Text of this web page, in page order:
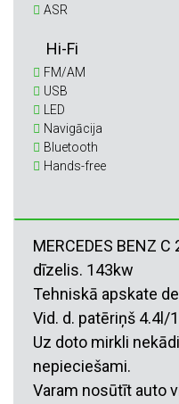
ASR
Hi-Fi
FM/AM
USB
LED
Navigācija
Bluetooth
Hands-free
MERCEDES BENZ C
dīzelis. 143kw
Tehniskā apskate
Vid. d. patēriņš 4.4l/
Uz doto mirkli
nepieciešami.
Varam nosūtīt auto